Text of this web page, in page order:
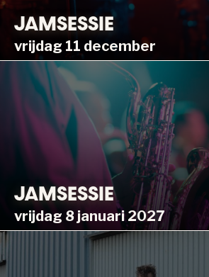
JAMSESSIE
vrijdag 11 december
JAMSESSIE
vrijdag 8 januari 2027